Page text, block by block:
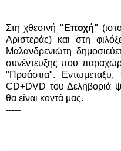
Στη χθεσινή "Εποχή"
Αριστεράς) και στη
Μαλανδρενιώτη
συνέντευξης που
"Προάστια". Εντωμεταξυ,
CD+DVD του Δεληβοριά
θα είναι κοντά μας.
-----